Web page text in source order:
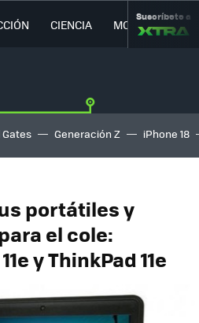
CIENCIA MOVILIDAD
Suscríbete a
Gates Generación Z iPhone 18
portátiles y
el cole:
y ThinkPad 11e